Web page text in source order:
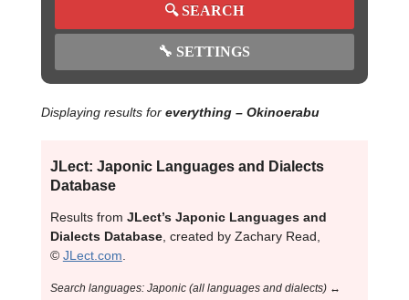
🔍SEARCH
🔧 SETTINGS
Displaying results for everything – Okinoerabu
JLect: Japonic Languages and Dialects
Database
Results from JLect’s Japonic Languages and
Dialects Database, created by Zachary Read,
© JLect.com.
Search languages: Japonic (all languages and dialects) ↔